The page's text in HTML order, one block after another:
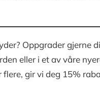
Oppgrader gjerne
eller i et av våre
gir vi deg 15%